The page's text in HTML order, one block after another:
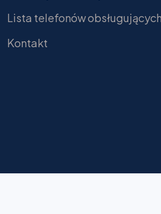
Lista telefonów
Kontakt